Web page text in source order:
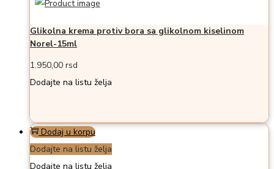
Glikolna krema protiv bora sa glikolnom kiselinom
Norel-15ml
1.950,00 rsd
Dodajte na listu želja
Dodaj u korpu
Dodajte na listu želja
Dodajte na listu želja